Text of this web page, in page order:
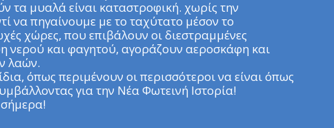
τα μυαλά είναι καταστροφική. χωρίς την
να πηγαίνουμε με το ταχύτατο μέσον το
χώρες, που επιβάλουν οι διεστραμμένες
νερού και φαγητού, αγοράζουν αεροσκάφη και
λαών.
όπως περιμένουν οι περισσότεροι να είναι όπως
για την Νέα Φωτεινή Ιστορία!